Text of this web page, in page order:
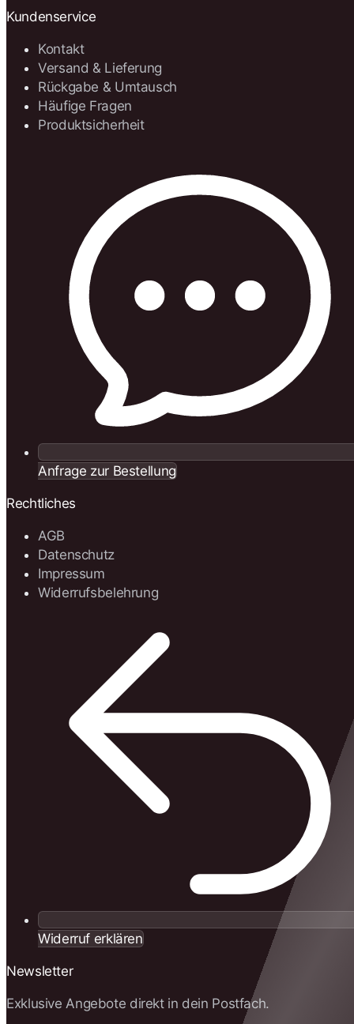
Kundenservice
Kontakt
Versand & Lieferung
Rückgabe & Umtausch
Häufige Fragen
Produktsicherheit
Anfrage zur Bestellung
Rechtliches
AGB
Datenschutz
Impressum
Widerrufsbelehrung
Widerruf erklären
Newsletter
Exklusive Angebote direkt in dein Postfach.